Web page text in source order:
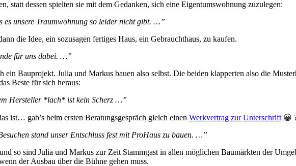
statt dessen spielten sie mit dem Gedanken, sich eine Eigentumswohnung zuzulegen:
unsere Traumwohnung so leider nicht gibt. …”
die Idee, ein sozusagen fertiges Haus, ein Gebrauchthaus, zu kaufen.
für uns dabei. …”
ein Bauprojekt. Julia und Markus bauen also selbst. Die beiden klapperten also die
Beste für sich heraus:
Hersteller *lach* ist kein Scherz …”
ist… gab’s beim ersten Beratungsgespräch gleich einen Werkvertrag zur Unterschrift 😀
stand unser Entschluss fest mit ProHaus zu bauen. …”
so sind Julia und Markus zur Zeit Stammgast in allen möglichen Baumärkten der
der Ausbau über die Bühne gehen muss.